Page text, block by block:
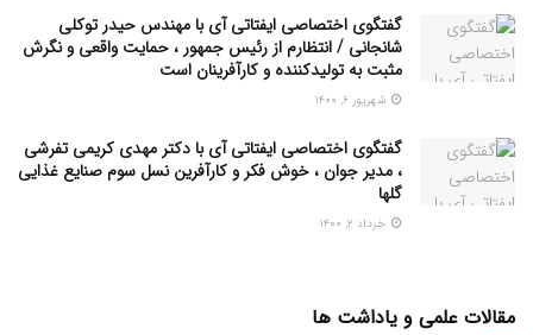
گفتگوی اختصاصی ایفتاتی آی با مهندس حیدر توکلی
شانجانی / انتظارم از رئیس جمهور ، حمایت واقعی و نگرش
مثبت به تولیدکننده و کارآفرینان است
شهریور ۶, ۱۴۰۰
گفتگوی اختصاصی ایفتاتی آی با دکتر مهدی کریمی تفرشی
، مدیر جوان ، خوش فکر و کارآفرین نسل سوم صنایع غذایی
گلها
خرداد ۲, ۱۴۰۰
مقالات علمی و یاداشت ها